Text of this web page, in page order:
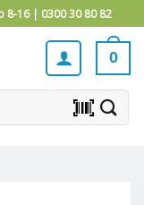
8-16 | 0300 30 80 82
0
barcode_scanner